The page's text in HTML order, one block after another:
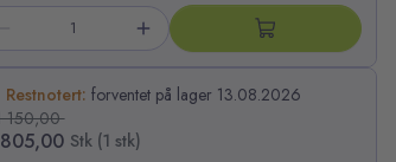
150,00
Stk (1 stk)
Restnotert: forventet på lager 13.08.2026